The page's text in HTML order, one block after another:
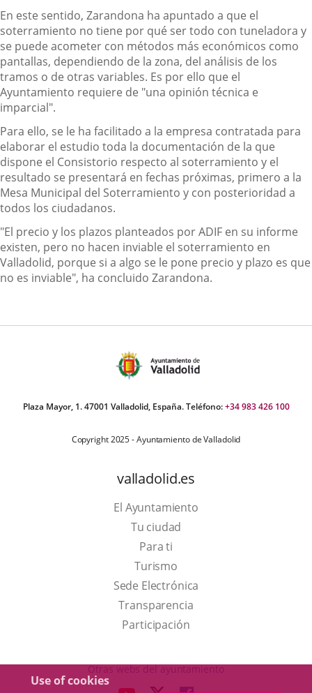
Use of cookies
En este sentido, Zarandona ha apuntado a que el
soterramiento no tiene por qué ser todo con tuneladora y
se puede acometer con métodos más económicos como
pantallas, dependiendo de la zona, del análisis de los
tramos o de otras variables. Es por ello que el
Ayuntamiento requiere de "una opinión técnica e
imparcial".
Para ello, se le ha facilitado a la empresa contratada para
elaborar el estudio toda la documentación de la que
dispone el Consistorio respecto al soterramiento y el
resultado se presentará en fechas próximas, primero a la
Mesa Municipal del Soterramiento y con posterioridad a
todos los ciudadanos.
"El precio y los plazos planteados por ADIF en su informe
existen, pero no hacen inviable el soterramiento en
Valladolid, porque si a algo se le pone precio y plazo es que
no es inviable", ha concluido Zarandona.
Plaza Mayor, 1. 47001 Valladolid, España. Teléfono:+34 983 426 100
Copyright 2025 - Ayuntamiento de Valladolid
valladolid.es
El Ayuntamiento
Tu ciudad
Para ti
TurismoThis
link
will
open
a
Sede Electrónica
Transparencia
Participación
Otras webs del ayuntamiento